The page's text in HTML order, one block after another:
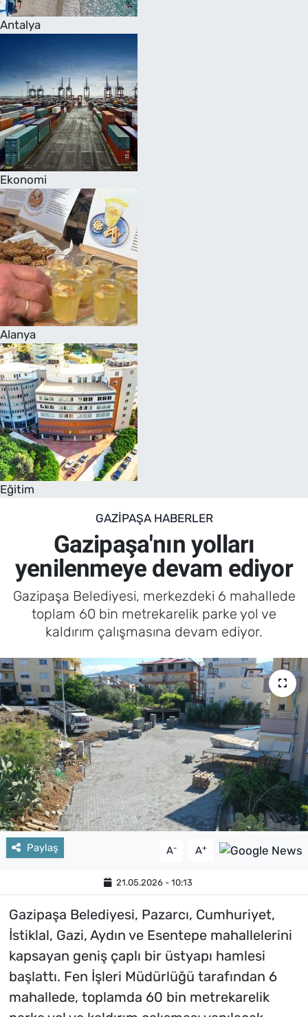
Antalya
Ekonomi
Alanya
Eğitim
GAZIPAŞA HABERLER
Gazipaşa'nın yolları
yenilenmeye devam ediyor
Gazipaşa Belediyesi, merkezdeki 6 mahallede
toplam 60 bin metrekarelik parke yol ve
kaldırım çalışmasına devam ediyor.
Paylaş A- A+
21.05.2026 - 10:13
Gazipaşa Belediyesi, Pazarcı, Cumhuriyet,
İstiklal, Gazi, Aydın ve Esentepe mahallelerini
kapsayan geniş çaplı bir üstyapı hamlesi
başlattı. Fen İşleri Müdürlüğü tarafından 6
mahallede, toplamda 60 bin metrekarelik